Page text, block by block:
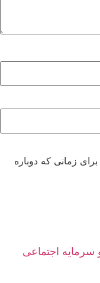
زمانی که دوباره
سرمایه اجتماعی